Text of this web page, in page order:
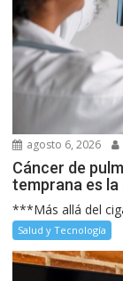
agosto 6, 2026
Cáncer de
temprana es la
***Más allá del
Salud y Tecnología